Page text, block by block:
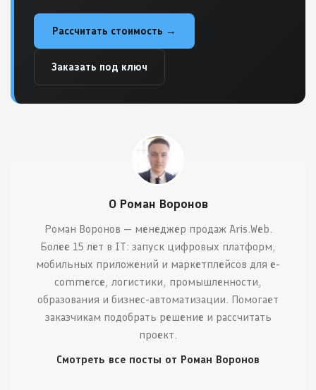
Рассчитать стоимость →
Заказать под ключ
О Роман Воронов
Роман Воронов — менеджер продаж Aris.Web.
Более 15 лет в IT: запуск цифровых платформ,
мобильных приложений и маркетплейсов для e-
commerce, логистики, промышленности,
образования и бизнес-автоматизации. Помогает
заказчикам подобрать решение и рассчитать
проект.
Смотреть все посты от Роман Воронов